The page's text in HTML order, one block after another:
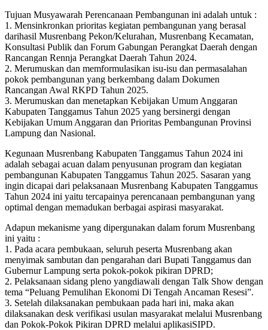
Tujuan Musyawarah Perencanaan Pembangunan ini adalah untuk :
1. Mensinkronkan prioritas kegiatan pembangunan yang berasal
darihasil Musrenbang Pekon/Kelurahan, Musrenbang Kecamatan,
Konsultasi Publik dan Forum Gabungan Perangkat Daerah dengan
Rancangan Rennja Perangkat Daerah Tahun 2024.
2. Merumuskan dan memformulasikan isu-isu dan permasalahan
pokok pembangunan yang berkembang dalam Dokumen
Rancangan Awal RKPD Tahun 2025.
3. Merumuskan dan menetapkan Kebijakan Umum Anggaran
Kabupaten Tanggamus Tahun 2025 yang bersinergi dengan
Kebijakan Umum Anggaran dan Prioritas Pembangunan Provinsi
Lampung dan Nasional.
Kegunaan Musrenbang Kabupaten Tanggamus Tahun 2024 ini
adalah sebagai acuan dalam penyusunan program dan kegiatan
pembangunan Kabupaten Tanggamus Tahun 2025. Sasaran yang
ingin dicapai dari pelaksanaan Musrenbang Kabupaten Tanggamus
Tahun 2024 ini yaitu tercapainya perencanaan pembangunan yang
optimal dengan memadukan berbagai aspirasi masyarakat.
Adapun mekanisme yang dipergunakan dalam forum Musrenbang
ini yaitu :
1. Pada acara pembukaan, seluruh peserta Musrenbang akan
menyimak sambutan dan pengarahan dari Bupati Tanggamus dan
Gubernur Lampung serta pokok-pokok pikiran DPRD;
2. Pelaksanaan sidang pleno yangdiawali dengan Talk Show dengan
tema “Peluang Pemulihan Ekonomi Di Tengah Ancaman Resesi”.
3. Setelah dilaksanakan pembukaan pada hari ini, maka akan
dilaksanakan desk verifikasi usulan masyarakat melalui Musrenbang
dan Pokok-Pokok Pikiran DPRD melalui aplikasiSIPD.